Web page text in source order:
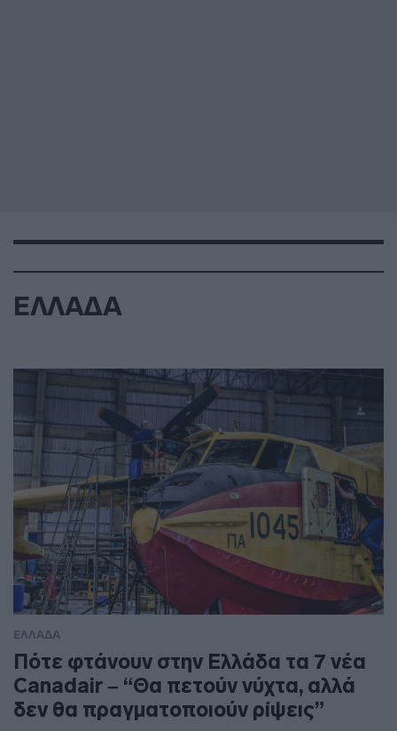
ΕΛΛΑΔΑ
ΕΛΛΑΔΑ
Πότε φτάνουν στην Ελλάδα τα 7 νέα
Canadair – “Θα πετούν νύχτα, αλλά
δεν θα πραγματοποιούν ρίψεις”